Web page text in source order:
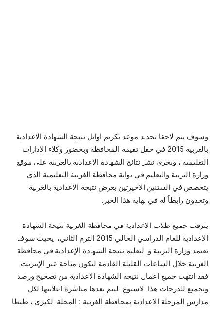
وسوف يتم لاحقا تحديد موعد تكريم اوائل نتيجة الشهادة الاعدادية
بالغربية 2015 في حفل تقيمه المحافظة وبحضور وكلاء الادارات
التعليمية ، ويجري نشر نتائج الشهادة الاعدادية بالغربية على موقع
وزارة التربية والتعليم في بوابة محافظة الغربية التعليمية الذي
يتخصص في الستنين الاخيرتين بعرض نتيجة الاعدادية بالغربية
وتجدون رابطاُ له في نهاية هذا الخبر.
يترقب جميع طلاب الإعدادية في محافظة الغربية نتيجة الشهادة
الإعدادية للعام الدراسي الحالي 2015 الترم الثاني، يحيث سوف
تعتمد وزارة التربية و التعليم نتيجة الشهادة الإعدادية في محافظة
الغربية خلال الساعات القليلة القادمة لتكون متاحة عبر الإنترنت
فقد انتهت جميع اعمال نتيجة الشهادة الاعدادية من تصحيح ورصد
وتجميع للدرجات هذا الاسبوع ليتم بعدها مباشرة اعلاننها لكل
مدارس المرحلة الاعدادية بمحافظة الغربية : المحلة الكبرى ، طنطا